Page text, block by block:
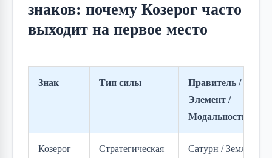
знаков: почему Козерог часто
выходит на первое место
Знак Тип силы
Правитель /
Элемент /
Модальность
Козерог
Стратегическая
Сатурн / Земля